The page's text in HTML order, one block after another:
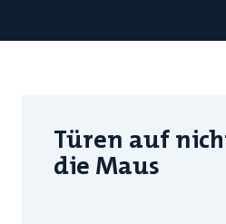
Türen auf
die Maus